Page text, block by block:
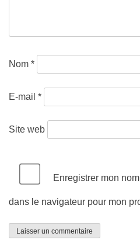
Nom *
E-mail *
Site web
Enregistrer mon
dans le navigateur pour mon